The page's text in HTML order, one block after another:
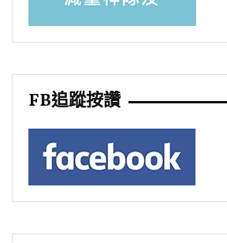
FB追蹤按讚